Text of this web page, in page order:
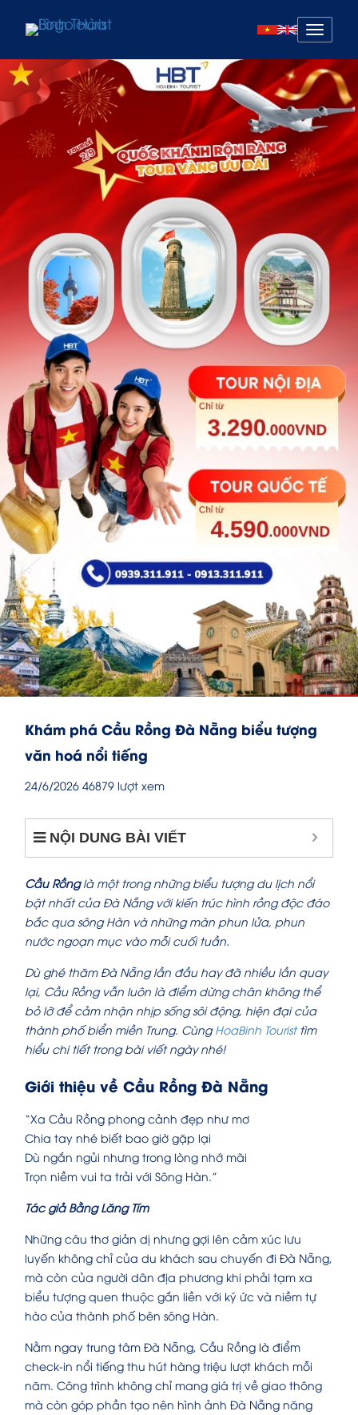
Mở
menu
Khám phá Cầu Rồng Đà Nẵng biểu tượng
văn hoá nổi tiếng
24/6/2026 46879 lượt xem
NỘI DUNG BÀI VIẾT
Cầu Rồnglà một trong những biểu tượng du lịch nổi
bật nhất của Đà Nẵng với kiến trúc hình rồng độc đáo
bắc qua sông Hàn và những màn phun lửa, phun
nước ngoạn mục vào mỗi cuối tuần.
Dù ghé thăm Đà Nẵng lần đầu hay đã nhiều lần quay
lại, Cầu Rồng vẫn luôn là điểm dừng chân không thể
bỏ lỡ để cảm nhận nhịp sống sôi động, hiện đại của
thành phố biển miền Trung. CùngHoaBinh Touristtìm
hiểu chi tiết trong bài viết ngày nhé!
Giới thiệu về Cầu Rồng Đà Nẵng
“Xa Cầu Rồng phong cảnh đẹp như mơ
Chia tay nhé biết bao giờ gặp lại
Dù ngắn ngủi nhưng trong lòng nhớ mãi
Trọn niềm vui ta trải với Sông Hàn.”
Tác giả Bằng Lăng Tím
Những câu thơ giản dị nhưng gợi lên cảm xúc lưu
luyến không chỉ của du khách sau chuyến đi Đà Nẵng,
mà còn của người dân địa phương khi phải tạm xa
biểu tượng quen thuộc gắn liền với ký ức và niềm tự
hào của thành phố bên sông Hàn.
Nằm ngay trung tâm Đà Nẵng, Cầu Rồng là điểm
check-in nổi tiếng thu hút hàng triệu lượt khách mỗi
năm. Công trình không chỉ mang giá trị về giao thông
mà còn góp phần tạo nên hình ảnh Đà Nẵng năng